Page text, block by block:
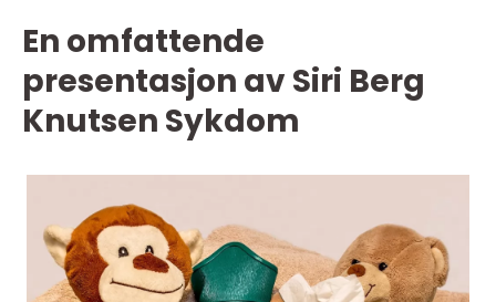
En omfattende
presentasjon av Siri Berg
Knutsen Sykdom